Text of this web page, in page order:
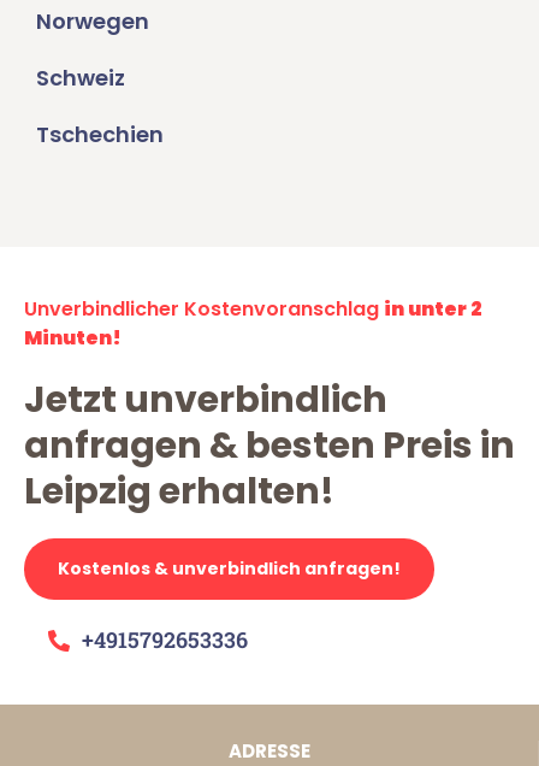
Norwegen
Schweiz
Tschechien
Unverbindlicher Kostenvoranschlag in unter 2
Minuten!
Jetzt unverbindlich
anfragen & besten Preis in
Leipzig erhalten!
Kostenlos & unverbindlich anfragen!
+4915792653336
ADRESSE